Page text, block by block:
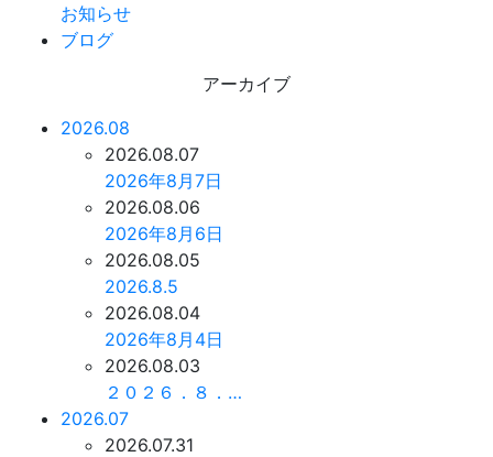
お知らせ
ブログ
アーカイブ
2026.08
2026.08.07
2026年8月7日
2026.08.06
2026年8月6日
2026.08.05
2026.8.5
2026.08.04
2026年8月4日
2026.08.03
２０２６．８．…
2026.07
2026.07.31